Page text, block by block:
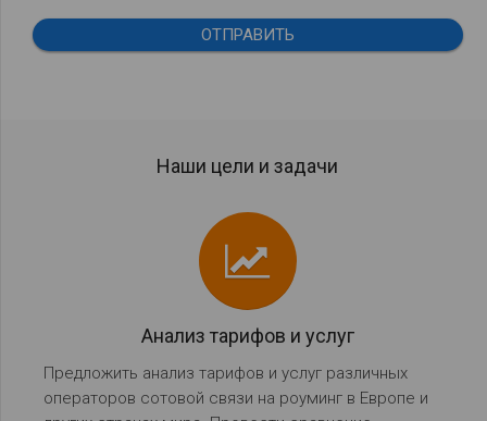
Наши цели и задачи
Анализ тарифов и услуг
Предложить анализ тарифов и услуг различных
операторов сотовой связи на роуминг в Европе и